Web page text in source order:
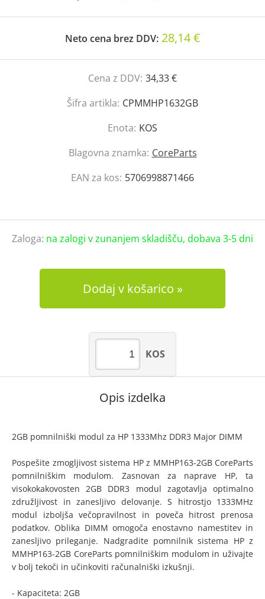
Neto cena brez DDV: 28,14 €
Cena z DDV: 34,33 €
Šifra artikla: CPMMHP1632GB
Enota: KOS
Blagovna znamka: CoreParts
EAN za kos: 5706998871466
Zaloga: na zalogi v zunanjem skladišču, dobava 3-5 dni
Dodaj v košarico
KOS
Opis izdelka
2GB pomnilniški modul za HP 1333Mhz DDR3 Major DIMM
Pospešite zmogljivost sistema HP z MMHP163-2GB CoreParts
pomnilniškim modulom. Zasnovan za naprave HP, ta
visokokakovosten 2GB DDR3 modul zagotavlja optimalno
združljivost in zanesljivo delovanje. S hitrostjo 1333MHz
modul izboljša večopravilnost in poveča hitrost prenosa
podatkov. Oblika DIMM omogoča enostavno namestitev in
zanesljivo prileganje. Nadgradite pomnilnik sistema HP z
MMHP163-2GB CoreParts pomnilniškim modulom in uživajte
v bolj tekoči in učinkoviti računalniški izkušnji.
- Kapaciteta: 2GB